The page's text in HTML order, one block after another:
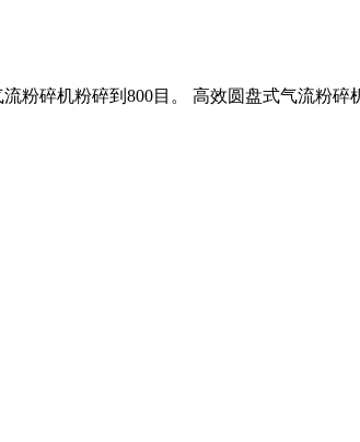
碎机粉碎到800目。 高效圆盘式气流粉碎